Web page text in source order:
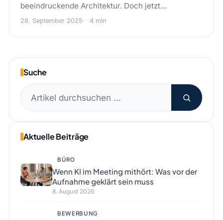
beeindruckende Architektur. Doch jetzt…
28. September 2025 4 min
Suche
Suchen
nach:
Aktuelle Beiträge
BÜRO
Wenn KI im Meeting mithört: Was vor der
Aufnahme geklärt sein muss
8. August 2026
BEWERBUNG